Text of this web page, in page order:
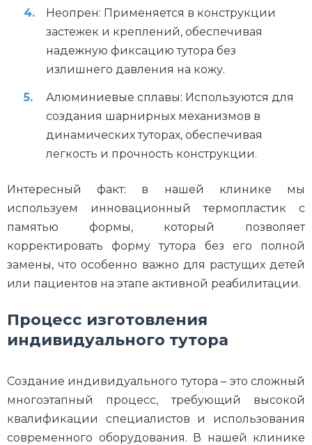
Неопрен: Применяется в конструкции
застежек и креплений, обеспечивая
надежную фиксацию тутора без
излишнего давления на кожу.
Алюминиевые сплавы: Используются для
создания шарнирных механизмов в
динамических туторах, обеспечивая
легкость и прочность конструкции.
Интересный факт: в нашей клинике мы
используем инновационный термопластик с
памятью формы, который позволяет
корректировать форму тутора без его полной
замены, что особенно важно для растущих детей
или пациентов на этапе активной реабилитации.
Процесс изготовления
индивидуального тутора
Создание индивидуального тутора – это сложный
многоэтапный процесс, требующий высокой
квалификации специалистов и использования
современного оборудования. В нашей клинике